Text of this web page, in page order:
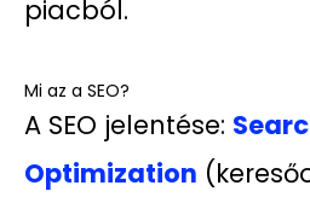
piacból.
Mi az a SEO?
A SEO jelentése:
Optimization